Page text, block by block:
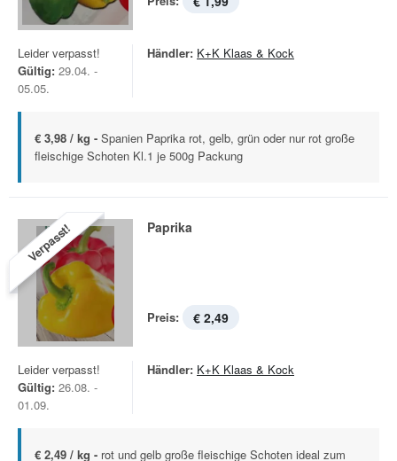
Leider verpasst!
Gültig: 29.04. -
05.05.
Händler: K+K Klaas & Kock
€ 3,98 / kg - Spanien Paprika rot, gelb, grün oder nur rot große
fleischige Schoten Kl.1 je 500g Packung
Verpasst! Paprika
Preis: € 2,49
Leider verpasst!
Gültig: 26.08. -
01.09.
Händler: K+K Klaas & Kock
€ 2,49 / kg - rot und gelb große fleischige Schoten ideal zum